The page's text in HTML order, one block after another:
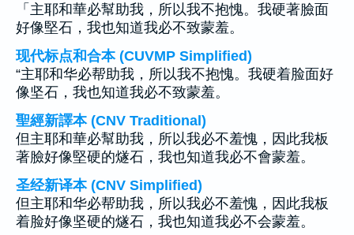
「主耶和華必幫助我，所以我不抱愧。我硬著臉面
好像堅石，我也知道我必不致蒙羞。
现代标点和合本 (CUVMP Simplified)
“主耶和华必帮助我，所以我不抱愧。我硬着脸面好
像坚石，我也知道我必不致蒙羞。
聖經新譯本 (CNV Traditional)
但主耶和華必幫助我，所以我必不羞愧，因此我板
著臉好像堅硬的燧石，我也知道我必不會蒙羞。
圣经新译本 (CNV Simplified)
但主耶和华必帮助我，所以我必不羞愧，因此我板
着脸好像坚硬的燧石，我也知道我必不会蒙羞。